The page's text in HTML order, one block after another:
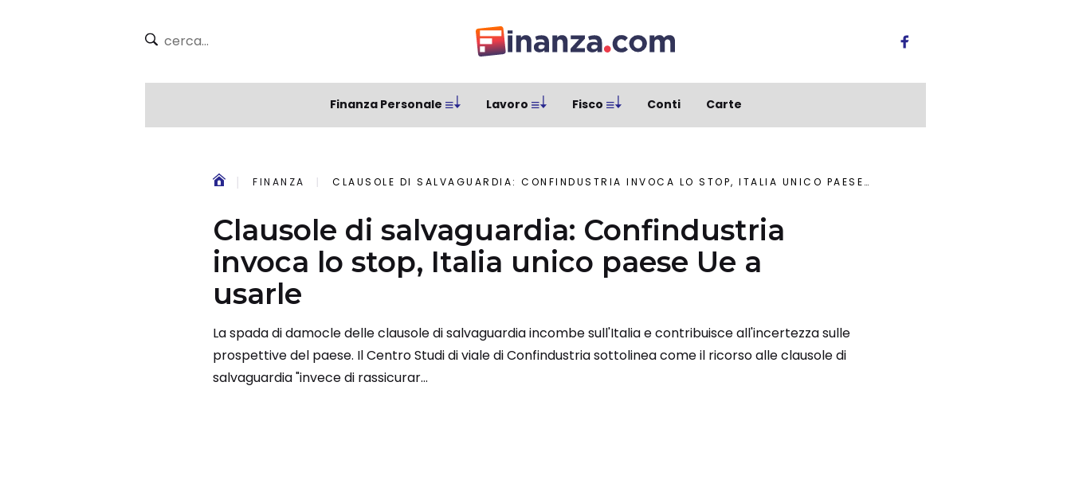
Finanza Personale Lavoro Fisco Conti Carte
FINANZA CLAUSOLE DI SALVAGUARDIA: CONFINDUSTRIA INVOCA LO STOP, ITALIA UNICO PAESE UE A USARLE
Clausole di salvaguardia: Confindustria
invoca lo stop, Italia unico paese Ue a
usarle
La spada di damocle delle clausole di salvaguardia incombe sull'Italia e contribuisce all'incertezza sulle
prospettive del paese. Il Centro Studi di viale di Confindustria sottolinea come il ricorso alle clausole di
salvaguardia "invece di rassicurar...